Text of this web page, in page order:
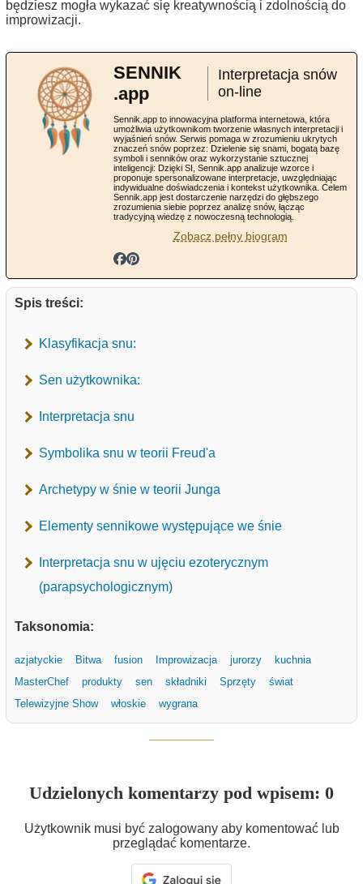
będziesz mogła wykazać się kreatywnością i zdolnością do
improwizacji.
SENNIK
.app
Interpretacja snów
on-line
Sennik.app to innowacyjna platforma internetowa, która
umożliwia użytkownikom tworzenie własnych interpretacji i
wyjaśnień snów. Serwis pomaga w zrozumieniu ukrytych
znaczeń snów poprzez: Dzielenie się snami, bogatą bazę
symboli i senników oraz wykorzystanie sztucznej
inteligencji: Dzięki SI, Sennik.app analizuje wzorce i
proponuje spersonalizowane interpretacje, uwzględniając
indywidualne doświadczenia i kontekst użytkownika. Celem
Sennik.app jest dostarczenie narzędzi do głębszego
zrozumienia siebie poprzez analizę snów, łącząc
tradycyjną wiedzę z nowoczesną technologią.
Zobacz pełny biogram
Spis treści:
Klasyfikacja snu:
Sen użytkownika:
Interpretacja snu
Symbolika snu w teorii Freud'a
Archetypy w śnie w teorii Junga
Elementy sennikowe występujące we śnie
Interpretacja snu w ujęciu ezoterycznym
(parapsychologicznym)
Taksonomia:
azjatyckie Bitwa fusion Improwizacja jurorzy
kuchnia
MasterChef
produkty sen składniki Sprzęty
świat
Telewizyjne Show
włoskie wygrana
Udzielonych komentarzy pod wpisem: 0
Użytkownik musi być zalogowany aby komentować lub
przeglądać komentarze.